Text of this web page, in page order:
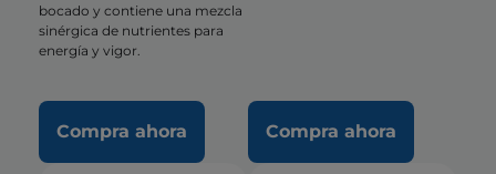
bocado y contiene una mezcla
sinérgica de nutrientes para
energía y vigor.
Compra ahora Compra ahora